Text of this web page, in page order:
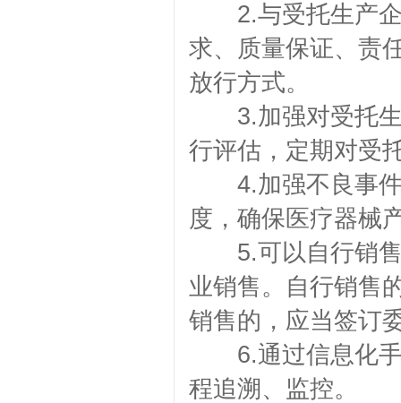
2.与受托生产企
求、质量保证、责
放行方式。
3.加强对受托生
行评估，定期对受
4.加强不良事件
度，确保医疗器
5.可以自行销售
业销售。自行销售
销售的，应当签订
6.通过信息化手
程追溯、监控。